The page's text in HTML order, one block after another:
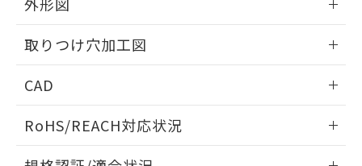
取りつけ穴加工図
CAD
ドすることができます。
RoHS/REACH対応状況
既に当社にて対応品への在庫切替を完了
していることから、特段のことがない限
り、2022年1月12日より割愛しておりま